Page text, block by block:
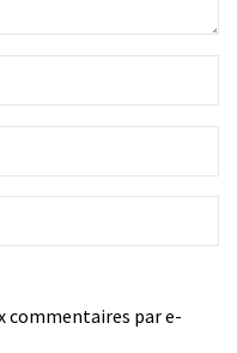
commentaires par e-